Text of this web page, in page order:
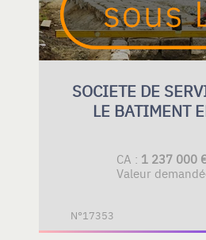
SOCIETE DE
LE BATIMENT
CA : 1 237 000
Valeur
N°17353